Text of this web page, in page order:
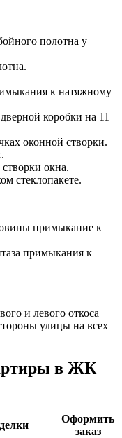
полотна у
к натяжному
коробки на 11
оконной створки.
окна.
стеклопакете.
примыкание к
примыкания к
и левого откоса
улицы на всех
в ЖК
Оформить
заказ